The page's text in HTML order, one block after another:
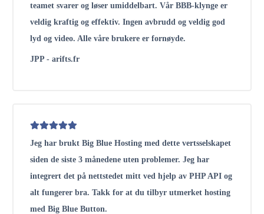
teamet svarer og løser umiddelbart. Vår BBB-klynge er
veldig kraftig og effektiv. Ingen avbrudd og veldig god
lyd og video. Alle våre brukere er fornøyde.
JPP - arifts.fr
Jeg har brukt Big Blue Hosting med dette vertsselskapet
siden de siste 3 månedene uten problemer. Jeg har
integrert det på nettstedet mitt ved hjelp av PHP API og
alt fungerer bra. Takk for at du tilbyr utmerket hosting
med Big Blue Button.